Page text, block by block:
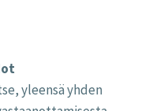
yleensä yhden